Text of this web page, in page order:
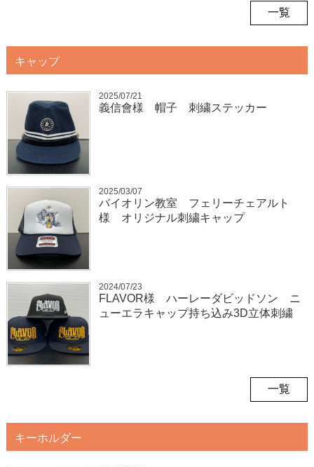
一覧
キャップ
2025/07/21
義信會様 帽子 刺繍ステッカー
2025/03/07
バイオリン教室 フェリーチェアルト
様 オリジナル刺繍キャップ
2024/07/23
FLAVOR様 ハーレーダビッドソン ニ
ューエラキャップ持ち込み3D立体刺繍
一覧
キーホルダー